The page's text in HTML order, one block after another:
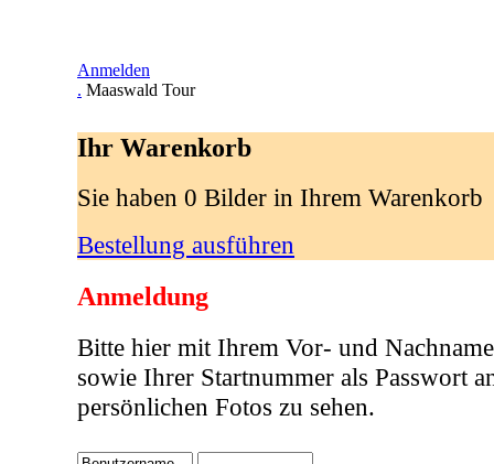
Anmelden
. Maaswald Tour
Ihr Warenkorb
Sie haben 0 Bilder in Ihrem Warenkorb
Bestellung ausführen
Anmeldung
Bitte hier mit Ihrem Vor- und
sowie Ihrer Startnummer als Passwort
persönlichen Fotos zu sehen.